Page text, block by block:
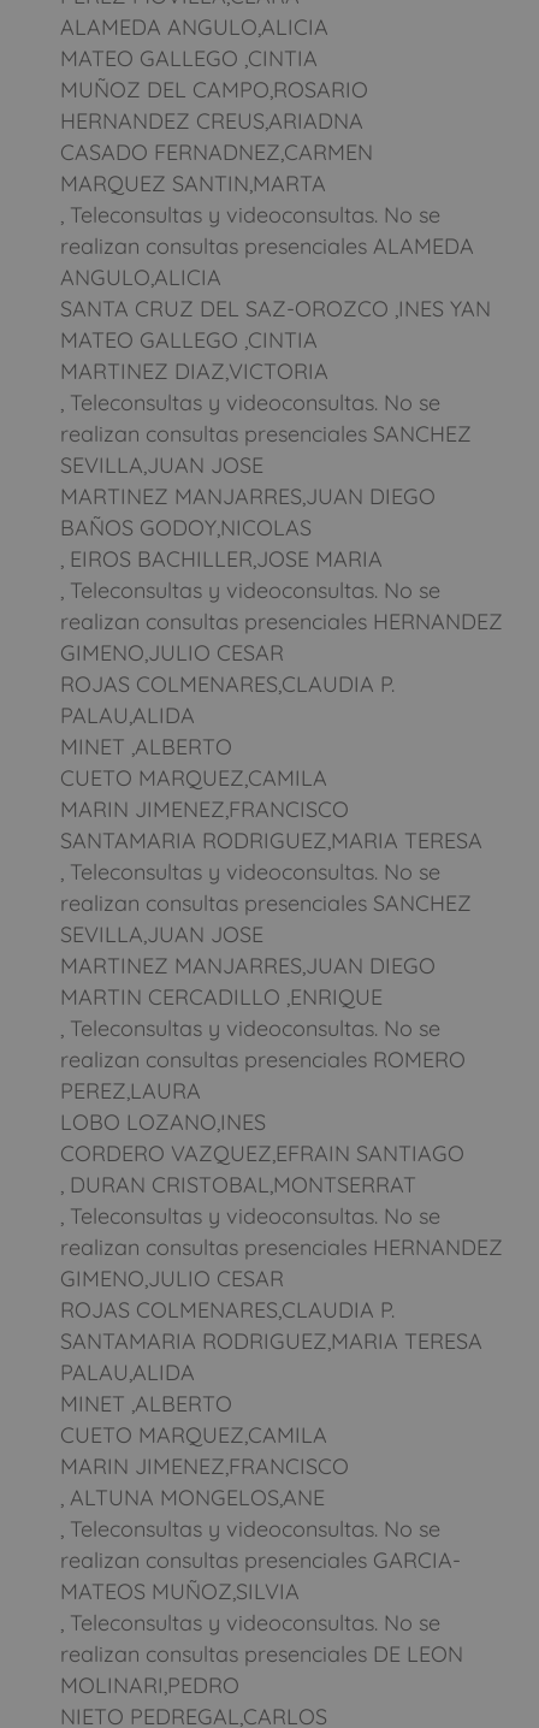
ALAMEDA ANGULO,ALICIA
MATEO GALLEGO ,CINTIA
MUÑOZ DEL CAMPO,ROSARIO
HERNANDEZ CREUS,ARIADNA
CASADO FERNADNEZ,CARMEN
MARQUEZ SANTIN,MARTA
, Teleconsultas y videoconsultas. No se
realizan consultas presenciales ALAMEDA
ANGULO,ALICIA
SANTA CRUZ DEL SAZ-OROZCO ,INES YAN
MATEO GALLEGO ,CINTIA
MARTINEZ DIAZ,VICTORIA
, Teleconsultas y videoconsultas. No se
realizan consultas presenciales SANCHEZ
SEVILLA,JUAN JOSE
MARTINEZ MANJARRES,JUAN DIEGO
BAÑOS GODOY,NICOLAS
, EIROS BACHILLER,JOSE MARIA
, Teleconsultas y videoconsultas. No se
realizan consultas presenciales HERNANDEZ
GIMENO,JULIO CESAR
ROJAS COLMENARES,CLAUDIA P.
PALAU,ALIDA
MINET ,ALBERTO
CUETO MARQUEZ,CAMILA
MARIN JIMENEZ,FRANCISCO
SANTAMARIA RODRIGUEZ,MARIA TERESA
, Teleconsultas y videoconsultas. No se
realizan consultas presenciales SANCHEZ
SEVILLA,JUAN JOSE
MARTINEZ MANJARRES,JUAN DIEGO
MARTIN CERCADILLO ,ENRIQUE
, Teleconsultas y videoconsultas. No se
realizan consultas presenciales ROMERO
PEREZ,LAURA
LOBO LOZANO,INES
CORDERO VAZQUEZ,EFRAIN SANTIAGO
, DURAN CRISTOBAL,MONTSERRAT
, Teleconsultas y videoconsultas. No se
realizan consultas presenciales HERNANDEZ
GIMENO,JULIO CESAR
ROJAS COLMENARES,CLAUDIA P.
SANTAMARIA RODRIGUEZ,MARIA TERESA
PALAU,ALIDA
MINET ,ALBERTO
CUETO MARQUEZ,CAMILA
MARIN JIMENEZ,FRANCISCO
, ALTUNA MONGELOS,ANE
, Teleconsultas y videoconsultas. No se
realizan consultas presenciales GARCIA-
MATEOS MUÑOZ,SILVIA
, Teleconsultas y videoconsultas. No se
realizan consultas presenciales DE LEON
MOLINARI,PEDRO
NIETO PEDREGAL,CARLOS